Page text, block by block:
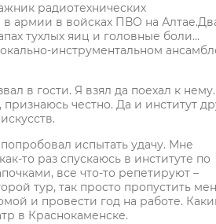
радиотехнических
армии в войсках ПВО на
тухлых яиц и головные боли…
инструментальном
в гости. Я взял да поехал к
честно. Да и институт
испытать удачу. Мне
то раз спускаюсь в институте по
все что-то репетируют –
тур, так просто пропустить
и провести год на работе.
в Краснокаменске.